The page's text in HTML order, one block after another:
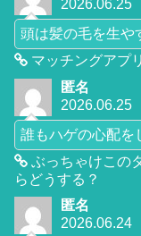
2026.06.25
頭は髪の毛を生や
マッチングアプ
匿名
2026.06.25
誰もハゲの心配を
ぶっちゃけこの
らどうする？
匿名
2026.06.24